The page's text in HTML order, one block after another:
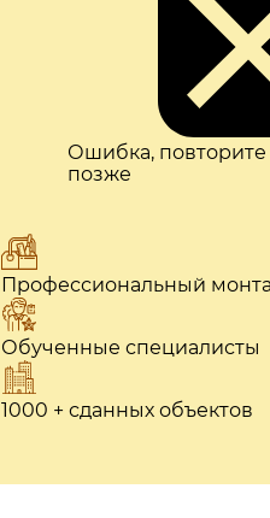
Ошибка,
позже
Профессиональный
Обученные специалисты
1000 + сданных объектов